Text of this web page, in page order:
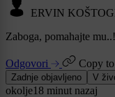
ERVIN
Zaboga, pomahajte mu..!
Odgovori Copy
Zadnje objavljeno V
okolje18 minut nazaj